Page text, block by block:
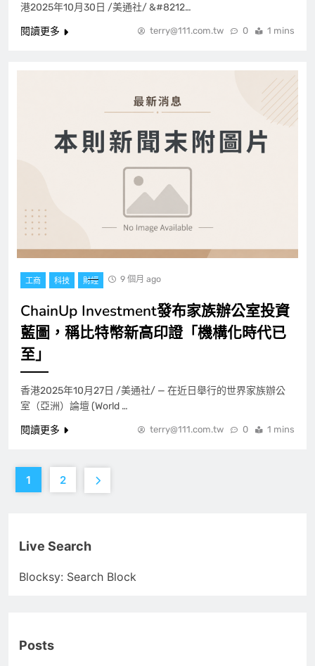
港2025年10月30日 /美通社/ &#8212…
閱讀更多
terry@111.com.tw 0 1 mins
工商 科技 財經 9 個月 ago
ChainUp Investment發布家族辦公室投資
藍圖，稱比特幣新高印證「機構化時代已
至」
香港2025年10月27日 /美通社/ — 在近日舉行的世界家族辦公
室（亞洲）論壇 (World …
閱讀更多
terry@111.com.tw 0 1 mins
1 2
Live Search
Blocksy: Search Block
Posts